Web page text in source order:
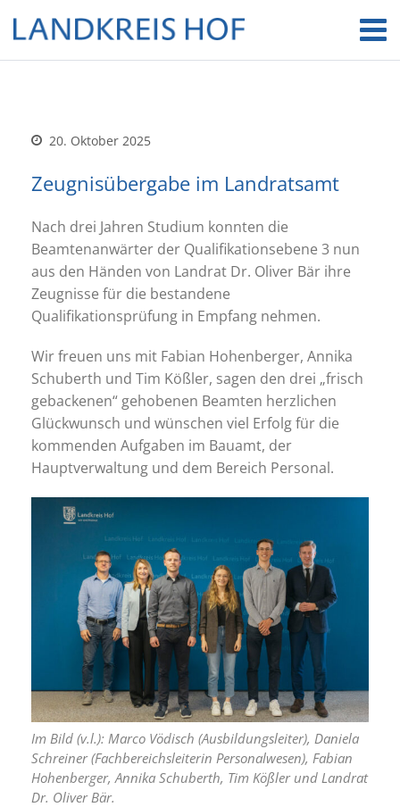
20. Oktober 2025
Zeugnisübergabe im Landratsamt
Nach drei Jahren Studium konnten die
Beamtenanwärter der Qualifikationsebene 3 nun
aus den Händen von Landrat Dr. Oliver Bär ihre
Zeugnisse für die bestandene
Qualifikationsprüfung in Empfang nehmen.
Wir freuen uns mit Fabian Hohenberger, Annika
Schuberth und Tim Kößler, sagen den drei „frisch
gebackenen“ gehobenen Beamten herzlichen
Glückwunsch und wünschen viel Erfolg für die
kommenden Aufgaben im Bauamt, der
Hauptverwaltung und dem Bereich Personal.
Im Bild (v.l.): Marco Vödisch (Ausbildungsleiter), Daniela
Schreiner (Fachbereichsleiterin Personalwesen), Fabian
Hohenberger, Annika Schuberth, Tim Kößler und Landrat
Dr. Oliver Bär.